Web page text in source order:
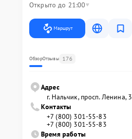
Открыто до 21:00
Маршрут
ОбзорОтзывы 176
Адрес
г. Нальчик, просп. Ленина, 3
Контакты
+7 (800) 301-55-83
+7 (800) 301-55-83
Время работы